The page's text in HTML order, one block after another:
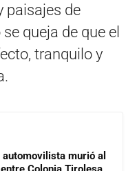
paisajes de
queja de que el
tranquilo y
murió al